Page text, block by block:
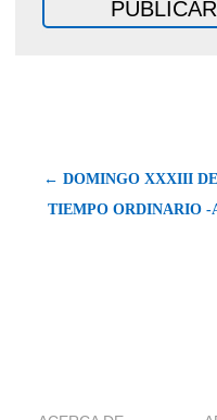
← DOMINGO XXXIII
TIEMPO ORDINARIO -